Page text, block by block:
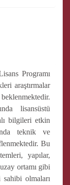
Programı
araştırmalar
beklenmektedir.
lisansüstü
bilgileri etkin
teknik ve
Bu
yapılar,
ortamı gibi
sahibi olmaları